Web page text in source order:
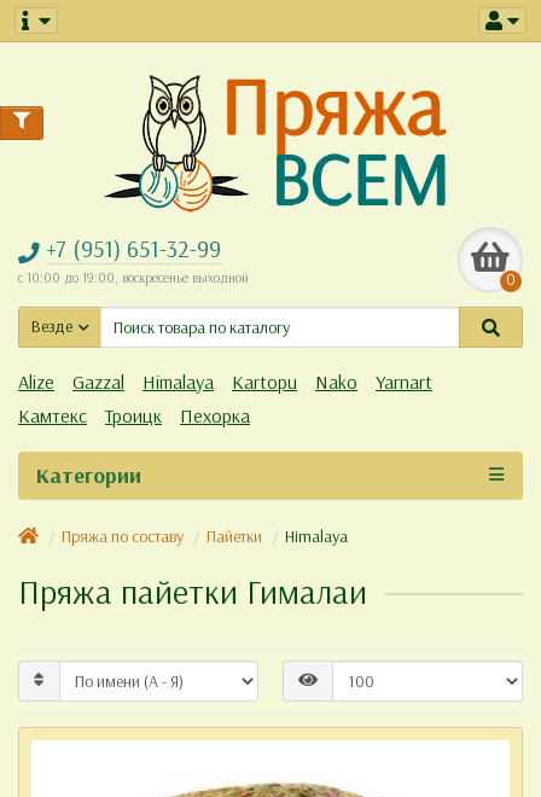
+7 (951) 651-32-99
с 10:00 до 19:00, воскресенье выходной 0
Везде
Alize Gazzal Himalaya Kartopu Nako
Yarnart
Камтекс
Троицк Пехорка
Категории
Пряжа по составу Пайетки Himalaya
Пряжа пайетки Гималаи